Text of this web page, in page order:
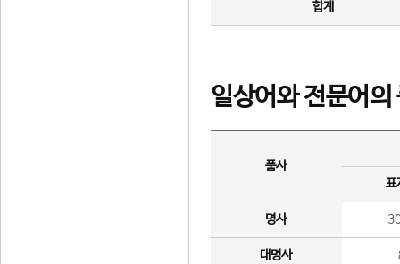
합계
일상어와 전문어의
품사
표
명사
대명사